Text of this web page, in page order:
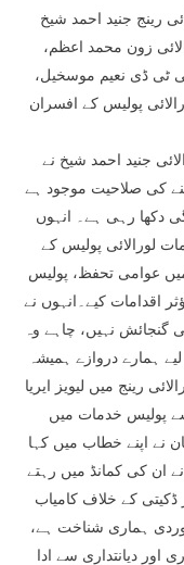
رینج جنید احمد شیخ
زون محمد اعظم،
ٹی ڈی نعیم موسخیل،
پولیس کے افسران
جنید احمد شیخ نے
کی صلاحیت موجود ہے
دکھا رہی ہے۔ انہوں
لورالائی پولیس کے
عوامی تحفظ، پولیس
اقدامات کیے۔انہوں نے
گنجائش نہیں، چاہے وہ
دروازے ہمیشہ
رینج میں لیویز ایریا
پولیس خدمات میں
نے اپنے خطاب میں کہا
ان کی کمانڈ میں رہتے
کے خلاف کامیاب
وردی ہماری شناخت ہے،
اور دیانتداری سے ادا